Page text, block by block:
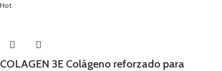
Hot
COLAGEN 3E Colágeno reforzado para